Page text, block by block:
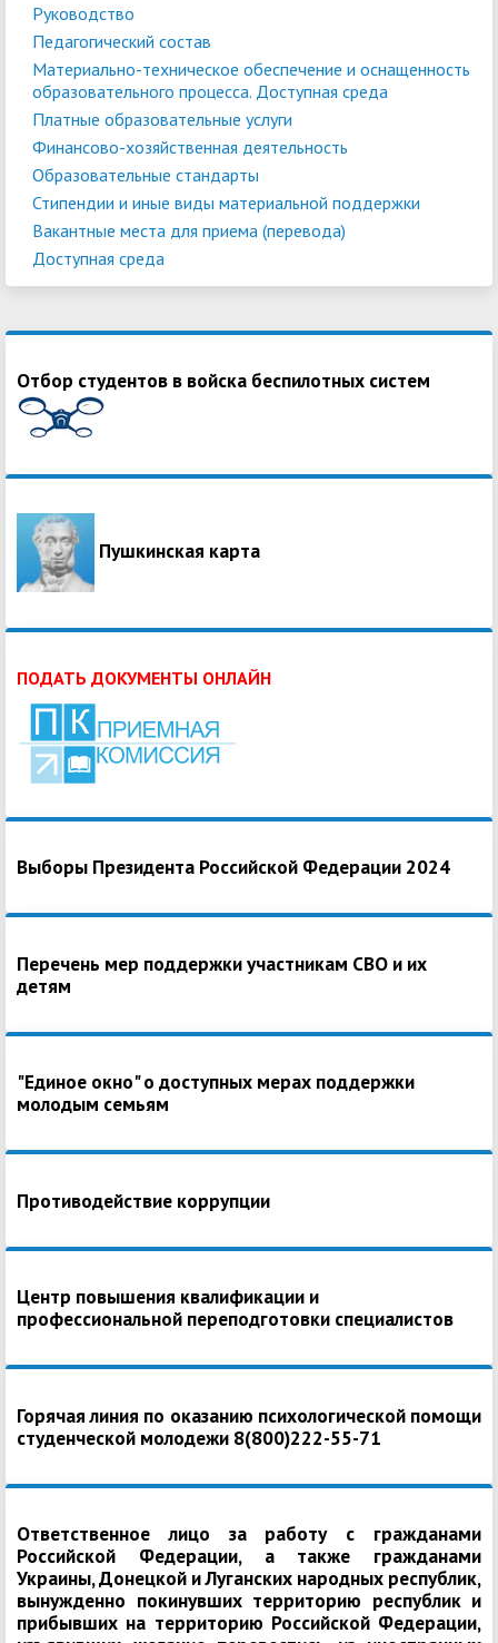
Руководство
Педагогический состав
Материально-техническое обеспечение и оснащенность
образовательного процесса. Доступная среда
Платные образовательные услуги
Финансово-хозяйственная деятельность
Образовательные стандарты
Стипендии и иные виды материальной поддержки
Вакантные места для приема (перевода)
Доступная среда
Отбор студентов в войска беспилотных систем
Пушкинская карта
ПОДАТЬ ДОКУМЕНТЫ ОНЛАЙН
Выборы Президента Российской Федерации 2024
Перечень мер поддержки участникам СВО и их
детям
"Единое окно" о доступных мерах поддержки
молодым семьям
Противодействие коррупции
Центр повышения квалификации и
профессиональной переподготовки специалистов
Горячая линия по оказанию психологической помощи
студенческой молодежи 8(800)222-55-71
Ответственное лицо за работу с гражданами
Российской Федерации, а также гражданами
Украины, Донецкой и Луганских народных республик,
вынужденно покинувших территорию республик и
прибывших на территорию Российской Федерации,